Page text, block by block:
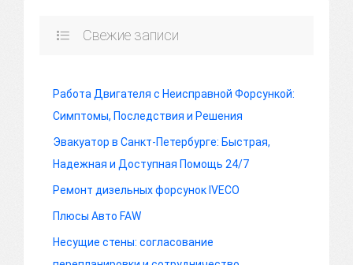
Свежие записи
Работа Двигателя с Неисправной Форсункой:
Симптомы, Последствия и Решения
Эвакуатор в Санкт-Петербурге: Быстрая,
Надежная и Доступная Помощь 24/7
Ремонт дизельных форсунок IVECO
Плюсы Авто FAW
Несущие стены: согласование